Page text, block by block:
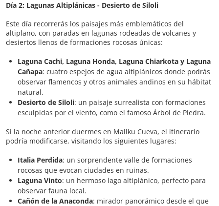
Día 2: Lagunas Altiplánicas - Desierto de Siloli
Este día recorrerás los paisajes más emblemáticos del
altiplano, con paradas en lagunas rodeadas de volcanes y
desiertos llenos de formaciones rocosas únicas:
Laguna Cachi, Laguna Honda, Laguna Chiarkota y Laguna
Cañapa: cuatro espejos de agua altiplánicos donde podrás
observar flamencos y otros animales andinos en su hábitat
natural.
Desierto de Siloli: un paisaje surrealista con formaciones
esculpidas por el viento, como el famoso Árbol de Piedra.
​Si la noche anterior duermes en Mallku Cueva, el itinerario
podría modificarse, visitando los siguientes lugares:
Italia Perdida: un sorprendente valle de formaciones
rocosas que evocan ciudades en ruinas.
Laguna Vinto: un hermoso lago altiplánico, perfecto para
observar fauna local.
Cañón de la Anaconda: mirador panorámico desde el que